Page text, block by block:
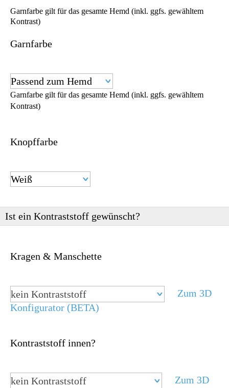
Bügeleigenschaft
€ 79,90
Garnfarbe gilt für das gesamte Hemd (inkl. ggfs. gewähltem
Kontrast)
Garnfarbe
Garnfarbe gilt für das gesamte Hemd (inkl. ggfs. gewähltem
Kontrast)
Knopffarbe
Ist ein Kontraststoff gewünscht?
Kragen & Manschette
kein Kontraststoff
Zum 3D
Konfigurator (BETA)
Kontraststoff innen?
kein Kontraststoff
Zum 3D